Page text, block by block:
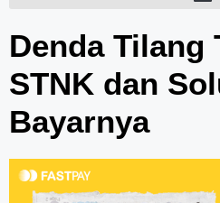
Denda Tilang
STNK dan
Bayarnya